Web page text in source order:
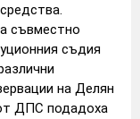
съвместно
съдия
на Делян
ДПС подадоха